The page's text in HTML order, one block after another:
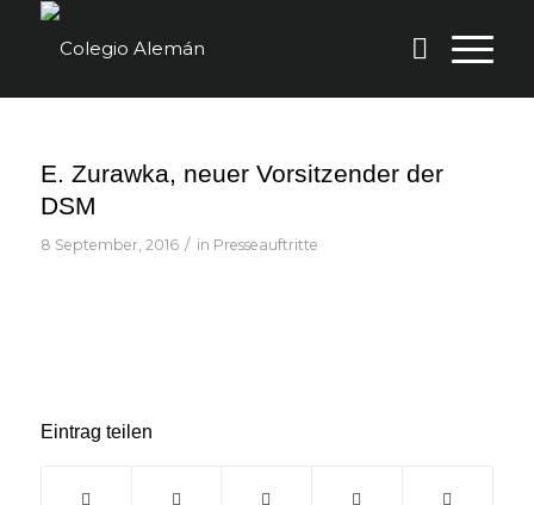
E. Zurawka, neuer Vorsitzender der
DSM
8 September, 2016 / in Presseauftritte
Eintrag teilen